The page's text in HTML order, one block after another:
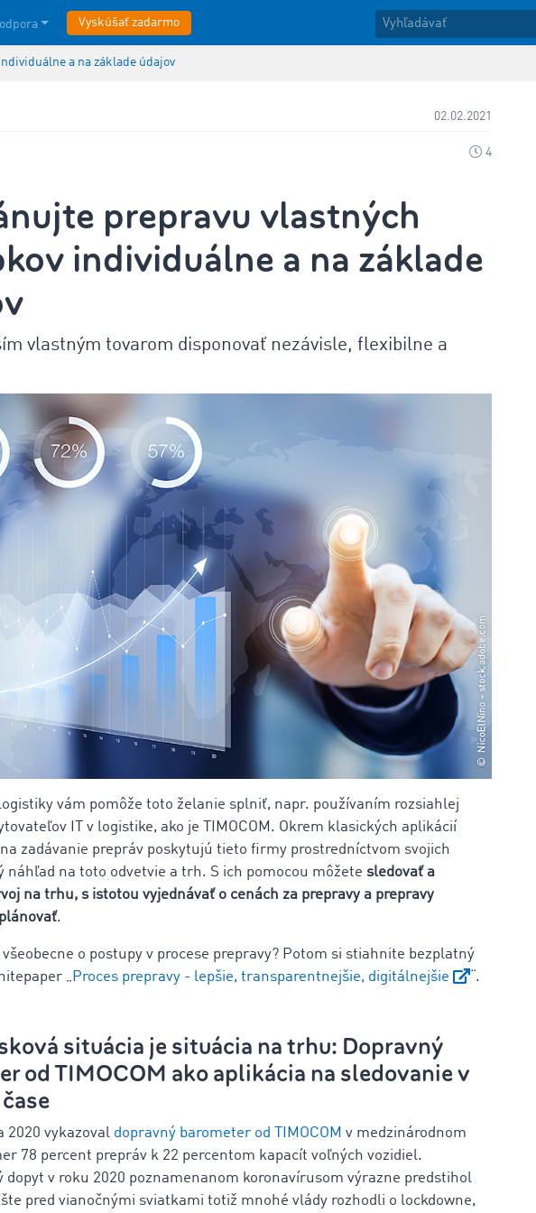
Vyskúšať zadarmo
a na základe údajov
02.02.2021
4
prepravu vlastných
individuálne a na základe
vlastným tovarom disponovať nezávisle, flexibilne a
vám pomôže toto želanie splniť, napr. používaním rozsiahlej
IT v logistike, ako je TIMOCOM. Okrem klasických aplikácií
zadávanie prepráv poskytujú tieto firmy prostredníctvom svojich
náhľad na toto odvetvie a trh. S ich pomocou môžete sledovať a
na trhu, s istotou vyjednávať o cenách za prepravy a prepravy
.
o postupy v procese prepravy? Potom si stiahnite bezplatný
„Proces prepravy - lepšie, transparentnejšie, digitálnejšie “.
situácia je situácia na trhu: Dopravný
od TIMOCOM ako aplikácia na sledovanie v
2020 vykazoval dopravný barometer od TIMOCOM v medzinárodnom
78 percent prepráv k 22 percentom kapacít voľných vozidiel.
dopyt v roku 2020 poznamenanom koronavírusom výrazne predstihol
pred vianočnými sviatkami totiž mnohé vlády rozhodli o lockdowne,